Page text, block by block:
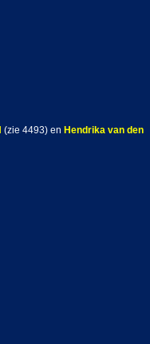
(zie 4493) en Hendrika van den